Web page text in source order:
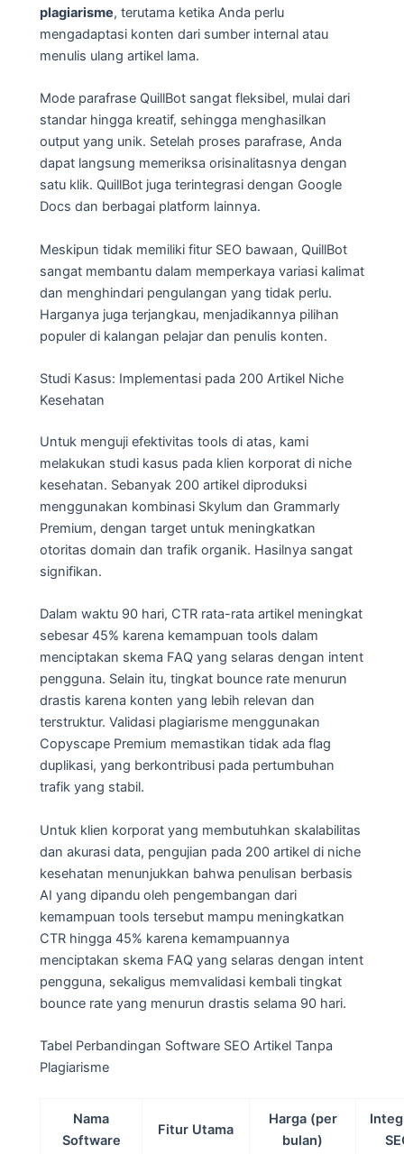
plagiarisme, terutama ketika Anda perlu
mengadaptasi konten dari sumber internal atau
menulis ulang artikel lama.
Mode parafrase QuillBot sangat fleksibel, mulai dari
standar hingga kreatif, sehingga menghasilkan
output yang unik. Setelah proses parafrase, Anda
dapat langsung memeriksa orisinalitasnya dengan
satu klik. QuillBot juga terintegrasi dengan Google
Docs dan berbagai platform lainnya.
Meskipun tidak memiliki fitur SEO bawaan, QuillBot
sangat membantu dalam memperkaya variasi kalimat
dan menghindari pengulangan yang tidak perlu.
Harganya juga terjangkau, menjadikannya pilihan
populer di kalangan pelajar dan penulis konten.
Studi Kasus: Implementasi pada 200 Artikel Niche
Kesehatan
Untuk menguji efektivitas tools di atas, kami
melakukan studi kasus pada klien korporat di niche
kesehatan. Sebanyak 200 artikel diproduksi
menggunakan kombinasi Skylum dan Grammarly
Premium, dengan target untuk meningkatkan
otoritas domain dan trafik organik. Hasilnya sangat
signifikan.
Dalam waktu 90 hari, CTR rata-rata artikel meningkat
sebesar 45% karena kemampuan tools dalam
menciptakan skema FAQ yang selaras dengan intent
pengguna. Selain itu, tingkat bounce rate menurun
drastis karena konten yang lebih relevan dan
terstruktur. Validasi plagiarisme menggunakan
Copyscape Premium memastikan tidak ada flag
duplikasi, yang berkontribusi pada pertumbuhan
trafik yang stabil.
Untuk klien korporat yang membutuhkan skalabilitas
dan akurasi data, pengujian pada 200 artikel di niche
kesehatan menunjukkan bahwa penulisan berbasis
AI yang dipandu oleh pengembangan dari
kemampuan tools tersebut mampu meningkatkan
CTR hingga 45% karena kemampuannya
menciptakan skema FAQ yang selaras dengan intent
pengguna, sekaligus memvalidasi kembali tingkat
bounce rate yang menurun drastis selama 90 hari.
Tabel Perbandingan Software SEO Artikel Tanpa
Plagiarisme
Nama
Software
Fitur Utama
Harga (per
bulan)